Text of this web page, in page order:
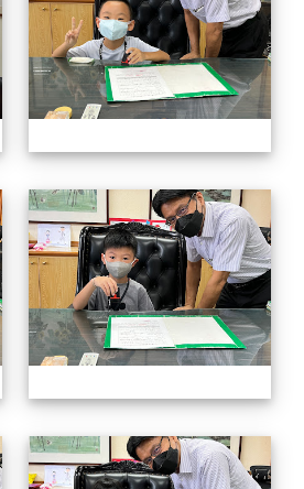
認識校長室活動
認識校長室活動